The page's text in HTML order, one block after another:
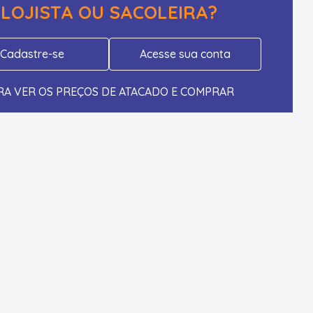
LOJISTA OU SACOLEIRA?
Cadastre-se Acesse sua conta
VER OS PREÇOS DE ATACADO E COMPRAR